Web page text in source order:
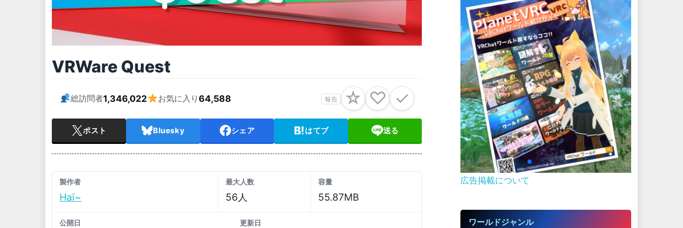
VRWare Quest
総訪問者1,346,022 お気に入り64,588 報告 ☆ ♡ ✓
ポスト Bluesky シェア はてブ 送る
製作者
Haï~
最大人数
56人
容量
55.87MB
公開日 更新日
広告掲載について
ワールドジャンル